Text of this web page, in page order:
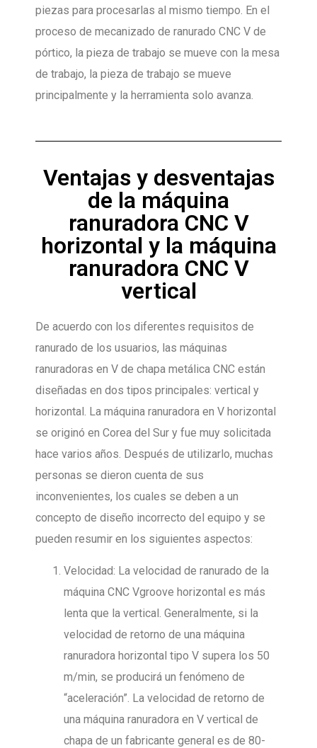
piezas para procesarlas al mismo tiempo. En el
proceso de mecanizado de ranurado CNC V de
pórtico, la pieza de trabajo se mueve con la mesa
de trabajo, la pieza de trabajo se mueve
principalmente y la herramienta solo avanza.
Ventajas y desventajas
de la máquina
ranuradora CNC V
horizontal y la máquina
ranuradora CNC V
vertical
De acuerdo con los diferentes requisitos de
ranurado de los usuarios, las máquinas
ranuradoras en V de chapa metálica CNC están
diseñadas en dos tipos principales: vertical y
horizontal. La máquina ranuradora en V horizontal
se originó en Corea del Sur y fue muy solicitada
hace varios años. Después de utilizarlo, muchas
personas se dieron cuenta de sus
inconvenientes, los cuales se deben a un
concepto de diseño incorrecto del equipo y se
pueden resumir en los siguientes aspectos:
Velocidad: La velocidad de ranurado de la
máquina CNC Vgroove horizontal es más
lenta que la vertical. Generalmente, si la
velocidad de retorno de una máquina
ranuradora horizontal tipo V supera los 50
m/min, se producirá un fenómeno de
“aceleración”. La velocidad de retorno de
una máquina ranuradora en V vertical de
chapa de un fabricante general es de 80-